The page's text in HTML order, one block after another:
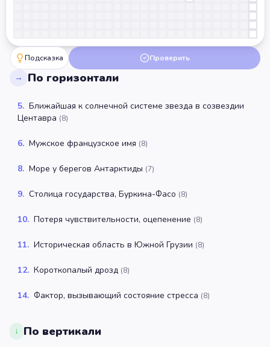
Подсказка Проверить
→ По горизонтали
5. Ближайшая к солнечной системе звезда в созвездии
Центавра (8)
6. Мужское французское имя (8)
8. Море у берегов Антарктиды (7)
9. Столица государства, Буркина-Фасо (8)
10. Потеря чувствительности, оцепенение (8)
11. Историческая область в Южной Грузии (8)
12. Короткопалый дрозд (8)
14. Фактор, вызывающий состояние стресса (8)
↓ По вертикали